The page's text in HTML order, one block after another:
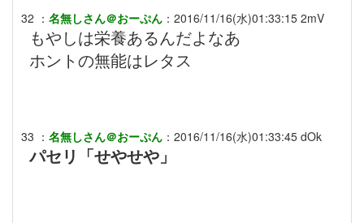
32 ： 名無しさん＠おーぷん ： 2016/11/16(水)01:33:15 2mV
もやしは栄養あるんだよなあ
ホントの無能はレタス
33 ： 名無しさん＠おーぷん ： 2016/11/16(水)01:33:45 dOk
パセリ「せやせや」